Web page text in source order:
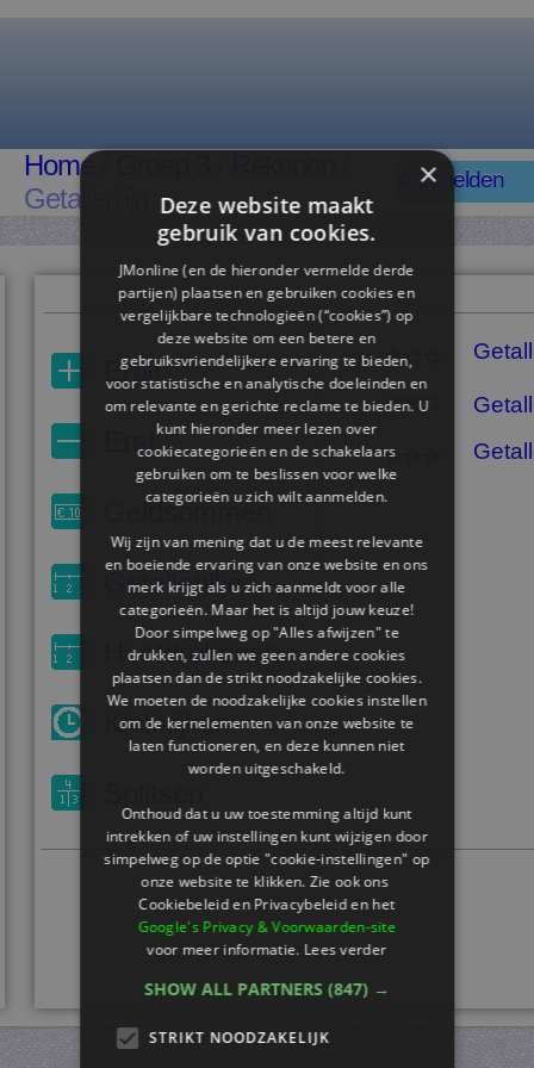
Home
Getallenlijn
Aanmelden
Erbij
Eraf
Geldsommen
Getallenlijn
Hoofdrekenen
Klokkijken
×
Deze website maakt
gebruik van cookies.
JMonline (en de hieronder vermelde derde
partijen) plaatsen en gebruiken cookies en
vergelijkbare technologieën (“cookies”) op
deze website om een ​​betere en
gebruiksvriendelijkere ervaring te bieden,
voor statistische en analytische doeleinden en
om relevante en gerichte reclame te bieden. U
kunt hieronder meer lezen over
cookiecategorieën en de schakelaars
gebruiken om te beslissen voor welke
categorieën u zich wilt aanmelden.
Wij zijn van mening dat u de meest relevante
en boeiende ervaring van onze website en ons
merk krijgt als u zich aanmeldt voor alle
categorieën. Maar het is altijd jouw keuze!
Door simpelweg op "Alles afwijzen" te
drukken, zullen we geen andere cookies
plaatsen dan de strikt noodzakelijke cookies.
We moeten de noodzakelijke cookies instellen
om de kernelementen van onze website te
laten functioneren, en deze kunnen niet
worden uitgeschakeld.
Onthoud dat u uw toestemming altijd kunt
intrekken of uw instellingen kunt wijzigen door
simpelweg op de optie "cookie-instellingen" op
onze website te klikken. Zie ook ons ​​
Cookiebeleid en Privacybeleid en het
Google's Privacy & Voorwaarden-site
voor meer informatie.Lees verder
SHOW ALL PARTNERS (847) →
STRIKT NOODZAKELIJK